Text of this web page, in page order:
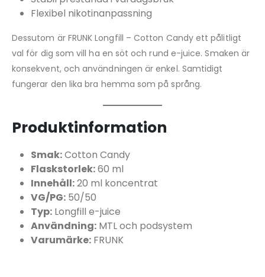
Flexibel nikotinanpassning
Dessutom är FRUNK Longfill – Cotton Candy ett pålitligt
val för dig som vill ha en söt och rund e-juice. Smaken är
konsekvent, och användningen är enkel. Samtidigt
fungerar den lika bra hemma som på språng.
Produktinformation
Smak:Cotton Candy
Flaskstorlek:60 ml
Innehåll:20 ml koncentrat
VG/PG: 50/50
Typ: Longfill e-juice
Användning: MTL och podsystem
Varumärke: FRUNK